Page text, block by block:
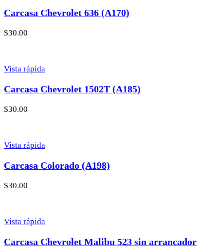
Carcasa Chevrolet 636 (A170)
$30.00
Vista rápida
Carcasa Chevrolet 1502T (A185)
$30.00
Vista rápida
Carcasa Colorado (A198)
$30.00
Vista rápida
Carcasa Chevrolet Malibu 523 sin arrancador